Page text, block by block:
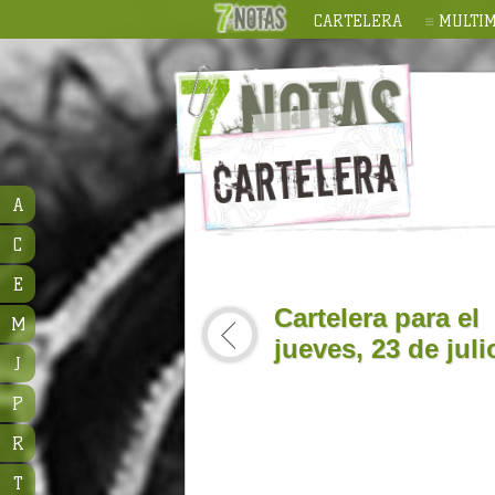
CARTELERA
Cartelera para el
jueves, 23 de
A
C
E
M
J
P
R
T